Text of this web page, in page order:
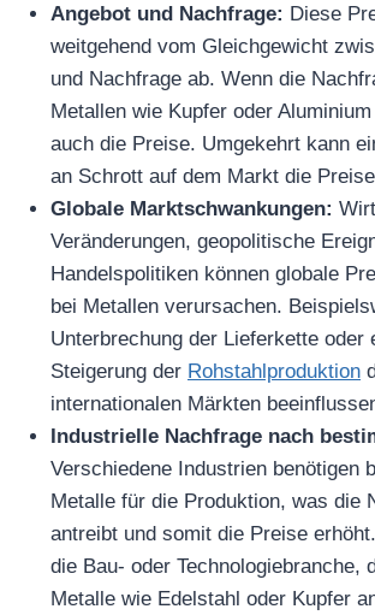
Angebot und Nachfrage: Diese
weitgehend vom Gleichgewicht
und Nachfrage ab. Wenn die
Metallen wie Kupfer oder
auch die Preise. Umgekehrt kann
an Schrott auf dem Markt die
Globale Marktschwankungen:
Veränderungen, geopolitische
Handelspolitiken können globale
bei Metallen verursachen.
Unterbrechung der Lieferkette oder
Steigerung der Rohstahlproduktion
internationalen Märkten
Industrielle Nachfrage nach
Verschiedene Industrien benötigen
Metalle für die Produktion, was die
antreibt und somit die Preise
die Bau- oder Technologiebranche,
Metalle wie Edelstahl oder Kupfer